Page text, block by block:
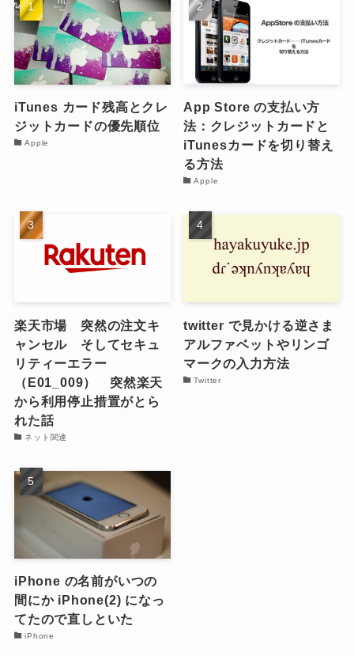
iTunes カード残高とクレ
ジットカードの優先順位
Apple
App Store の支払い方
法：クレジットカードと
iTunesカードを切り替え
る方法
Apple
楽天市場 突然の注文キ
ャンセル そしてセキュ
リティーエラー
（E01_009） 突然楽天
から利用停止措置がとら
れた話
ネット関連
twitter で見かける逆さま
アルファベットやリンゴ
マークの入力方法
Twitter
iPhone の名前がいつの
間にか iPhone(2) になっ
てたので直しといた
iPhone